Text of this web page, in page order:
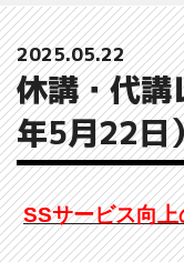
2025.05.22
休講・代
年5月22日
SSサービス向